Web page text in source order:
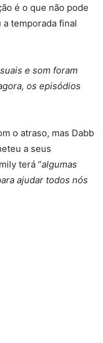
é o que não pode
temporada final
e som foram
os episódios
o atraso, mas Dabb
a seus
terá “algumas
ajudar todos nós